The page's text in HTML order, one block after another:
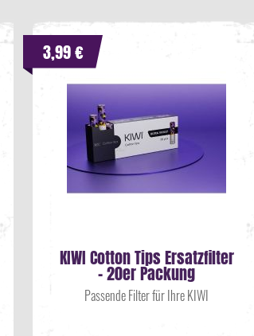
KIWI Cotton Tips Ersatzfilter
- 20er Packung
Passende Filter für Ihre KIWI
3,99 €